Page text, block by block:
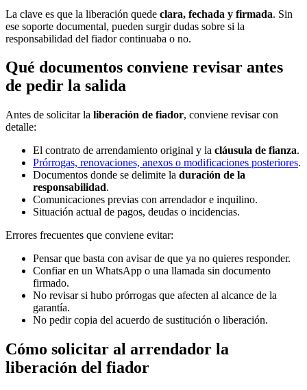
La clave es que la liberación quede clara, fechada y firmada. Sin
ese soporte documental, pueden surgir dudas sobre si la
responsabilidad del fiador continuaba o no.
Qué documentos conviene revisar antes
de pedir la salida
Antes de solicitar la liberación de fiador, conviene revisar con
detalle:
El contrato de arrendamiento original y la cláusula de fianza.
Prórrogas, renovaciones, anexos o modificaciones posteriores.
Documentos donde se delimite la duración de la
responsabilidad.
Comunicaciones previas con arrendador e inquilino.
Situación actual de pagos, deudas o incidencias.
Errores frecuentes que conviene evitar:
Pensar que basta con avisar de que ya no quieres responder.
Confiar en un WhatsApp o una llamada sin documento
firmado.
No revisar si hubo prórrogas que afecten al alcance de la
garantía.
No pedir copia del acuerdo de sustitución o liberación.
Cómo solicitar al arrendador la
liberación del fiador